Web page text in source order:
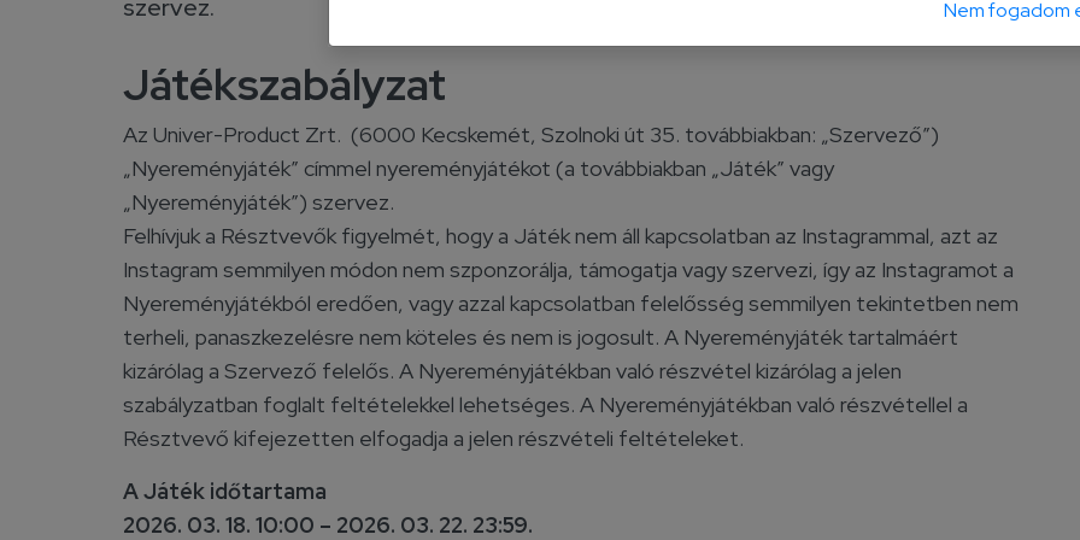
szervez.
Játékszabályzat
Az Univer-Product Zrt. (6000 Kecskemét, Szolnoki út 35. továbbiakban: „Szervező”)
„Nyereményjáték” címmel nyereményjátékot (a továbbiakban „Játék” vagy
„Nyereményjáték”) szervez.
Felhívjuk a Résztvevők figyelmét, hogy a Játék nem áll kapcsolatban az Instagrammal, azt az
Instagram semmilyen módon nem szponzorálja, támogatja vagy szervezi, így az Instagramot a
Nyereményjátékból eredően, vagy azzal kapcsolatban felelősség semmilyen tekintetben nem
terheli, panaszkezelésre nem köteles és nem is jogosult. A Nyereményjáték tartalmáért
kizárólag a Szervező felelős. A Nyereményjátékban való részvétel kizárólag a jelen
szabályzatban foglalt feltételekkel lehetséges. A Nyereményjátékban való részvétellel a
Résztvevő kifejezetten elfogadja a jelen részvételi feltételeket.
A Játék időtartama
2026. 03. 18. 10:00 – 2026. 03. 22. 23:59.
Nem fogadom